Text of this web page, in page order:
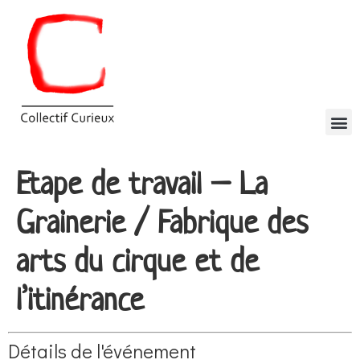
Etape de travail – La
Grainerie / Fabrique des
arts du cirque et de
l’itinérance
Détails de l'événement